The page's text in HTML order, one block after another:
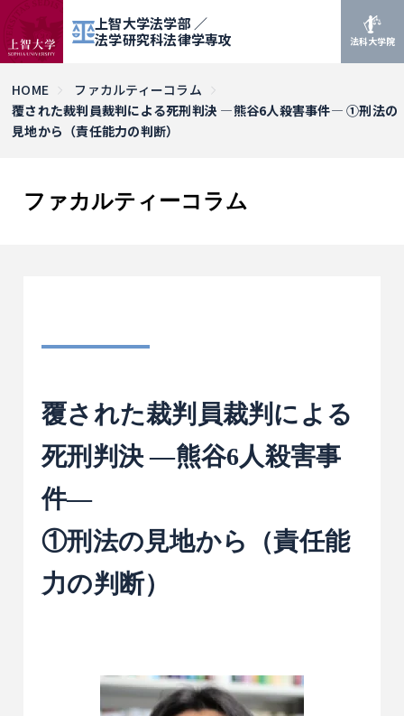
上智大学法学部 ／
法学研究科法律学専攻
法科大学院
HOME
ファカルティーコラム
覆された裁判員裁判による死刑判決 ―熊谷6人殺害事件― ①刑法の
見地から（責任能力の判断）
ファカルティーコラム
覆された裁判員裁判による
死刑判決 ―熊谷6人殺害事
件―
①刑法の見地から（責任能
力の判断）